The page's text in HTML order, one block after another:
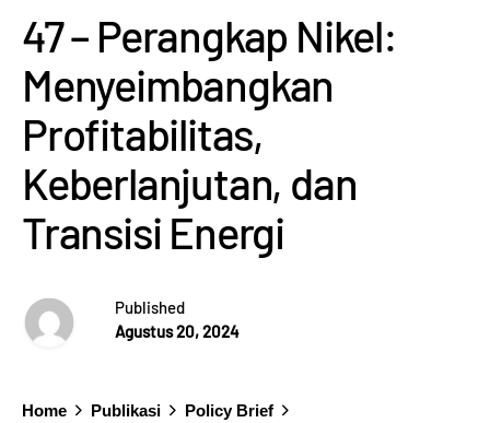
47 – Perangkap Nikel:
Menyeimbangkan
Profitabilitas,
Keberlanjutan, dan
Transisi Energi
Published
Agustus 20, 2024
Home Publikasi
Policy Brief